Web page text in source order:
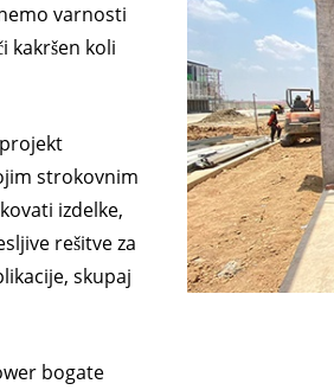
SERIJA V 94–285 KVA
varnosti
kakršen koli
strokovnim
izdelke,
rešitve za
skupaj
bogate